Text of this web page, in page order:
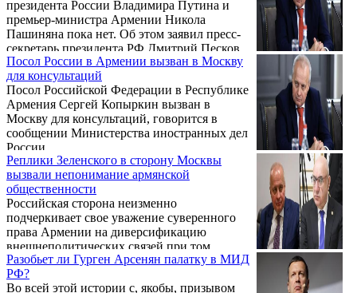
героев на мемориале «Мать Армения»,
посвященном героям Великой
Отечественной войны.
президента России Владимира Путина и
премьер-министра Армении Никола
Пашиняна пока нет. Об этом заявил пресс-
секретарь президента РФ Дмитрий Песков,
и в его словах не было ни намека на
готовность подстраиваться под ереванскую
политическую суету.
Посол России в Армении вызван в Москву
для консультаций
Посол Российской Федерации в Республике
Армения Сергей Копыркин вызван в
Москву для консультаций, говорится в
сообщении Министерства иностранных дел
России.
Реплики Зеленского в сторону Москвы
вызвали непонимание армянской
общественности
Российская сторона неизменно
подчеркивает свое уважение суверенного
права Армении на диверсификацию
внешнеполитических связей при том
понимании, что это не будет подрывать
российско-армянское сотрудничество и
наше взаимодействие в рамках общих
Разобьет ли Гурген Арсенян палатку в МИД
РФ?
Во всей этой истории с, якобы, призывом